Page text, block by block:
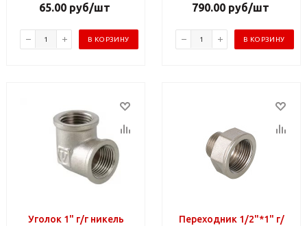
65.00 руб/шт
В КОРЗИНУ
790.00руб/шт
В КОРЗИНУ
Уголок 1" г/г никель
Переходник 1/2"*1" г/